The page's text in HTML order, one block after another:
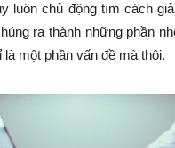
luôn chủ động tìm cách
ra thành những phần
một phần vấn đề mà thôi.